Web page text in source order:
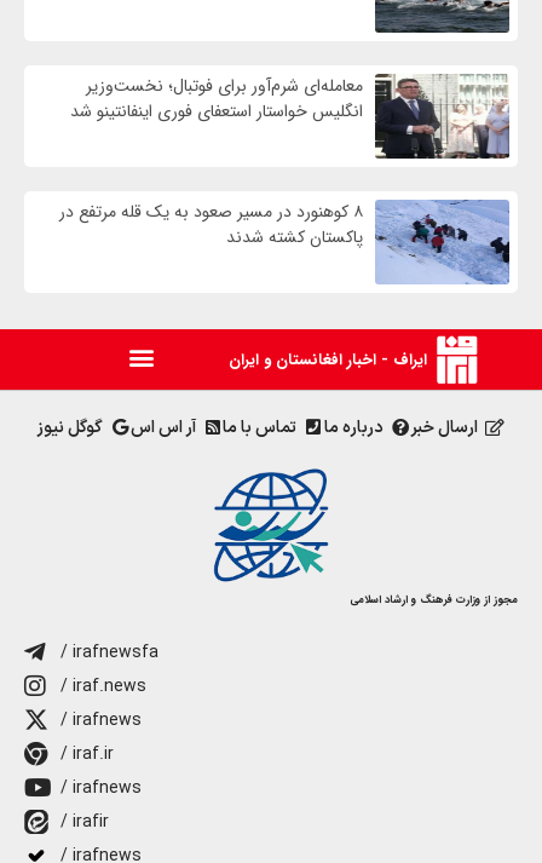
معامله‌ای شرم‌آور برای فوتبال؛ نخست‌وزیر
انگلیس خواستار استعفای فوری اینفانتینو شد
۸ کوهنورد در مسیر صعود به یک قله مرتفع در
پاکستان کشته شدند
ایراف - اخبار افغانستان و ایران
ارسال خبر درباره ما تماس با ما آر اس اس گوگل نیوز
مجوز از وزارت فرهنگ و ارشاد اسلامی
/ irafnewsfa
/ iraf.news
/ irafnews
/ iraf.ir
/ irafnews
/ irafir
/ irafnews